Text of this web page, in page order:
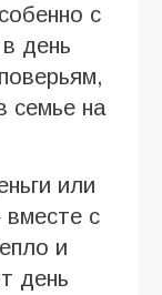
с
день
семье на
или
с
и
день